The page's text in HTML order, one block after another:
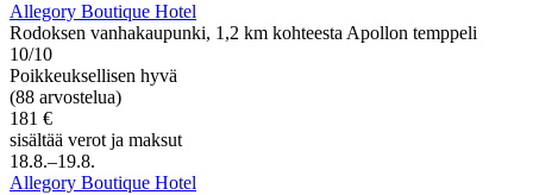
Allegory Boutique Hotel
Rodoksen vanhakaupunki, 1,2 km kohteesta Apollon temppeli
10/10
Poikkeuksellisen hyvä
(88 arvostelua)
181 €
sisältää verot ja maksut
18.8.–19.8.
Allegory Boutique Hotel